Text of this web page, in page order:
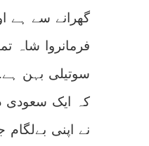
گھرانے سے ہے
فرمانروا شاہ
سوتیلی بہن ہے.
کہ ایک سعودی
نے اپنی